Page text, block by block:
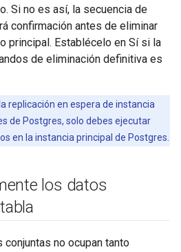
Si no es así, la secuencia de
confirmación antes de eliminar
principal. Establécelo en Sí si la
de eliminación definitiva es
replicación en espera de instancia
de Postgres, solo debes ejecutar
en la instancia principal de Postgres.
los datos
no ocupan tanto